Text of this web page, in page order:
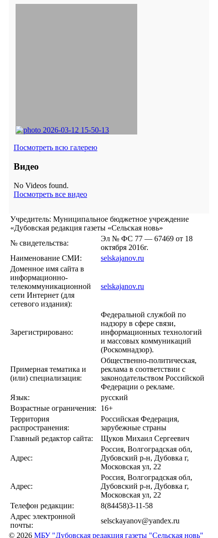
Посмотреть всю галерею
Видео
No Videos found.
Посмотреть все видео
Учредитель: Муниципальное бюджетное учреждение
«Дубовская редакция газеты «Сельская новь»
№ свидетельства:
Эл № ФС 77 — 67469 от 18
октября 2016г.
Наименование СМИ:
selskajanov.ru
Доменное имя сайта в
информационно-
телекоммуникационной
сети Интернет (для
сетевого издания):
selskajanov.ru
Зарегистрировано:
Федеральной службой по
надзору в сфере связи,
информационных технологий
и массовых коммуникаций
(Роскомнадзор).
Примерная тематика и
(или) специализация:
Общественно-политическая,
реклама в соответствии с
законодательством Российской
Федерации о рекламе.
Язык:
русский
Возрастные ограничения:
16+
Территория
распространения:
Российская Федерация,
зарубежные страны
Главный редактор сайта:
Щуков Михаил Сергеевич
Адрес:
Россия, Волгоградская обл,
Дубовский р-н, Дубовка г,
Московская ул, 22
Адрес:
Россия, Волгоградская обл,
Дубовский р-н, Дубовка г,
Московская ул, 22
Телефон редакции:
8(84458)3-11-58
Адрес электронной
почты:
selsckayanov@yandex.ru
© 2026 МБУ "Дубовская редакция газеты "Сельская новь"